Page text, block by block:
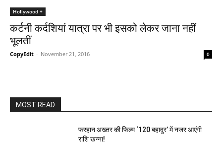
Hollywood +
कर्टनी कर्दशियां यात्रा पर भी इसको लेकर जाना नहीं
भूलतीं
CopyEdit - November 21, 2016 0
MOST READ
फरहान अख्तर की फिल्म ‘120 बहादुर’ में नजर आएंगी
राशि खन्ना!